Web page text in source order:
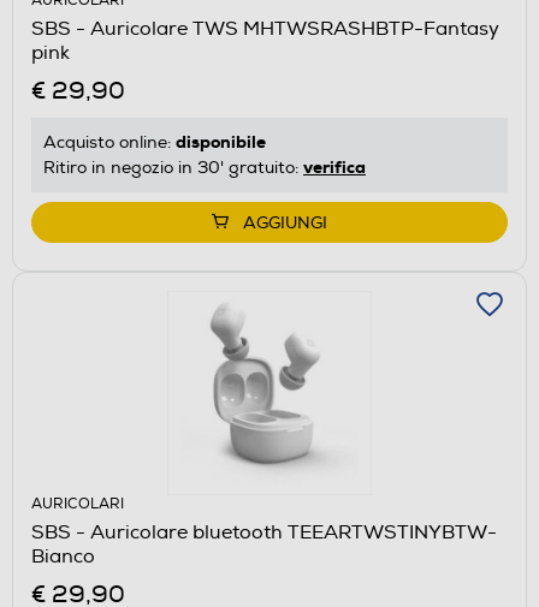
SBS - Auricolare TWS MHTWSRASHBTP-Fantasy
pink
€ 29,90
Acquisto online: disponibile
Ritiro in negozio in 30' gratuito: verifica
AGGIUNGI
AURICOLARI
SBS - Auricolare bluetooth TEEARTWSTINYBTW-
Bianco
€ 29,90